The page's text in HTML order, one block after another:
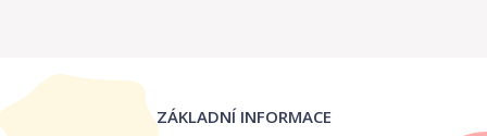
ZÁKLADNÍ INFORMACE